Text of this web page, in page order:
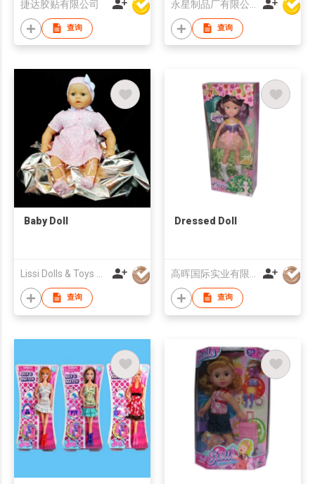
捷达胶贴有限公司
查询 查询
Baby Doll
查询
Dressed Doll
查询